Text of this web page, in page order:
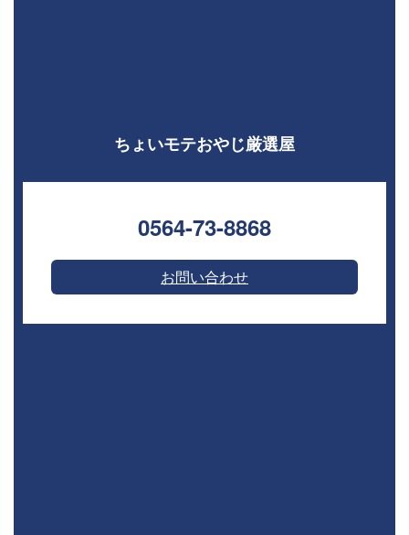
ちょいモテおやじ厳選屋
0564-73-8868⁣
お問い合わせ